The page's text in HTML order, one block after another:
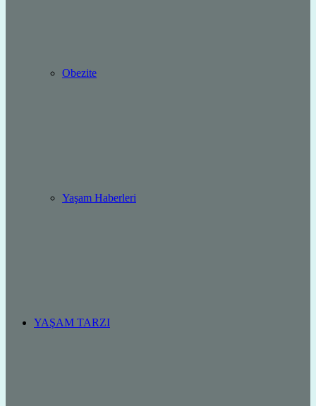
Obezite
Yaşam Haberleri
YAŞAM TARZI